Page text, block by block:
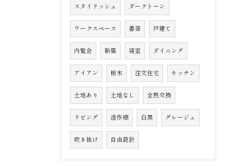
スタイリッシュ ダークトーン
ワークスペース 書斎 戸建て
内覧会 新築 寝室 ダイニング
アイアン 栃木 注文住宅 キッチン
土地あり 土地なし 全熱交換
リビング 造作棚 白黒 グレージュ
吹き抜け 自由設計